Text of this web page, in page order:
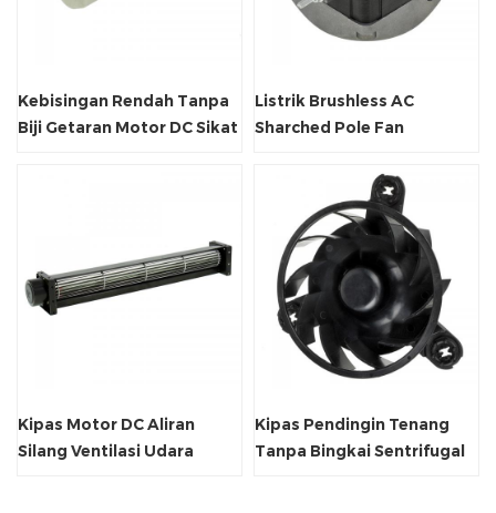
Kebisingan Rendah Tanpa
Biji Getaran Motor DC Sikat
Listrik Brushless AC
Sharched Pole Fan
Kipas Motor DC Aliran
Silang Ventilasi Udara
Kipas Pendingin Tenang
Tanpa Bingkai Sentrifugal